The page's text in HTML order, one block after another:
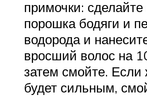
примочки:
порошка бодяги и
водорода и
вросший волос на
затем смойте.
будет сильным,